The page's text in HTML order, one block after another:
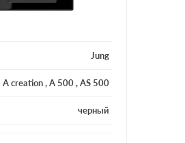
Jung
A creation,A 500,AS 500
черный